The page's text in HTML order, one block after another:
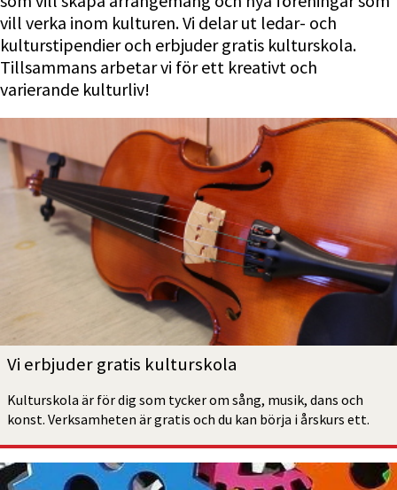
vill verka inom kulturen. Vi delar ut ledar- och
kulturstipendier och erbjuder gratis kulturskola.
Tillsammans arbetar vi för ett kreativt och
varierande kulturliv!
Vi erbjuder gratis kulturskola
Kulturskola är för dig som tycker om sång, musik, dans och
konst. Verksamheten är gratis och du kan börja i årskurs ett.